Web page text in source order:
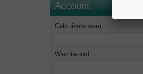
Account
Gebruikersnaam
Wachtwoord